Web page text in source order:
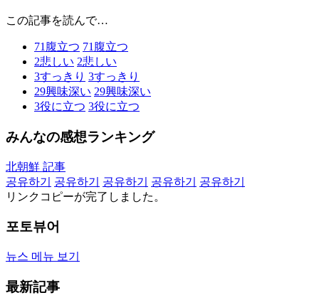
この記事を読んで…
71 腹立つ 71 腹立つ
2悲しい 2悲しい
3すっきり 3すっきり
29興味深い 29興味深い
3役に立つ 3役に立つ
みんなの感想ランキング
北朝鮮 記事
공유하기
공유하기 공유하기 공유하기
공유하기
リンクコピーが完了しました。
포토뷰어
뉴스 메뉴 보기
最新記事